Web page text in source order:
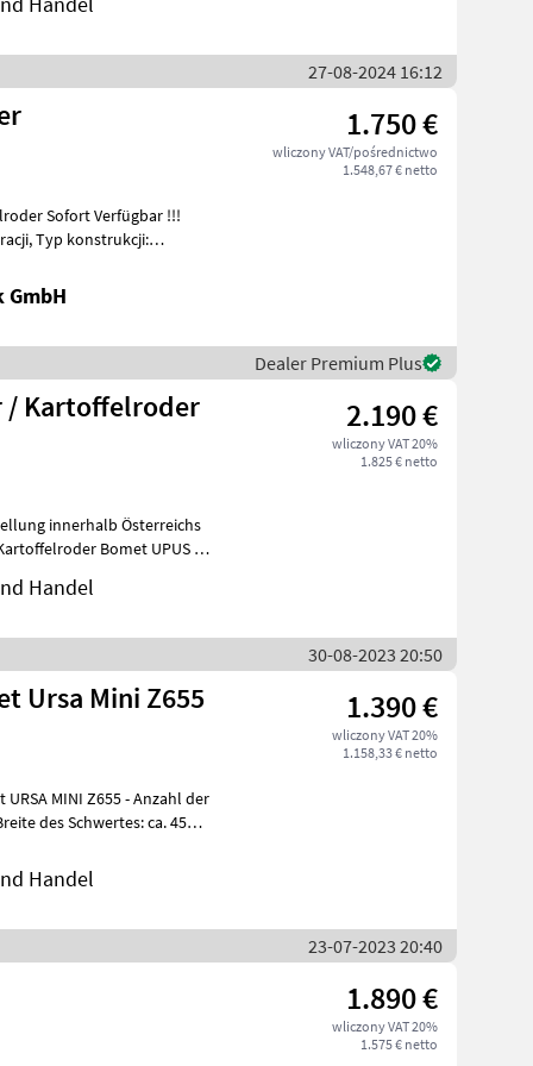
27-08-2024 16:12
1.750 €
wliczony VAT/pośrednictwo
1.548,67 € netto
Sofort Verfügbar !!!
Typ konstrukcji:
Dealer Premium Plus
/ Kartoffelroder 2.190 €
wliczony VAT 20%
1.825 € netto
innerhalb Österreichs
Handel
30-08-2023 20:50
Ursa Mini Z655 1.390 €
wliczony VAT 20%
1.158,33 € netto
Z655 - Anzahl der
Handel
23-07-2023 20:40
1.890 €
wliczony VAT 20%
1.575 € netto